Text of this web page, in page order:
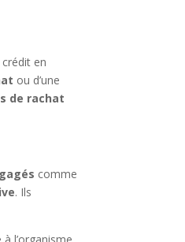
en
ou d’une
de rachat
comme
. Ils